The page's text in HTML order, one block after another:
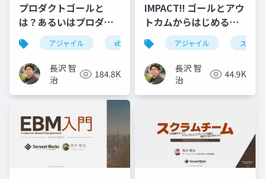
プロダクトゴールと
は？あるいはプロダク
トのゴールを設定する
には何が必要か？
#RSGT2022
アジャイル ebm スクラム rsgt
長沢 智
治
184.8K
IMPACT!! ゴールとアウ
トカムからはじめる経
験的アプローチ
#RSGT2025
アジャイル スクラ
長沢 智
治
44.9K